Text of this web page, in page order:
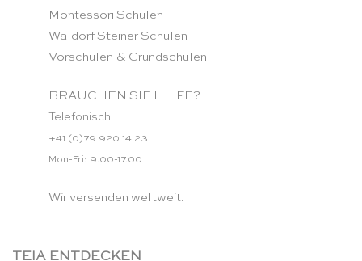
Montessori Schulen
Waldorf Steiner Schulen
Vorschulen & Grundschulen
BRAUCHEN SIE HILFE?
Telefonisch:
+41 (0)79 920 14 23
Mon-Fri: 9.00-17.00
Wir versenden weltweit.
TEIA ENTDECKEN